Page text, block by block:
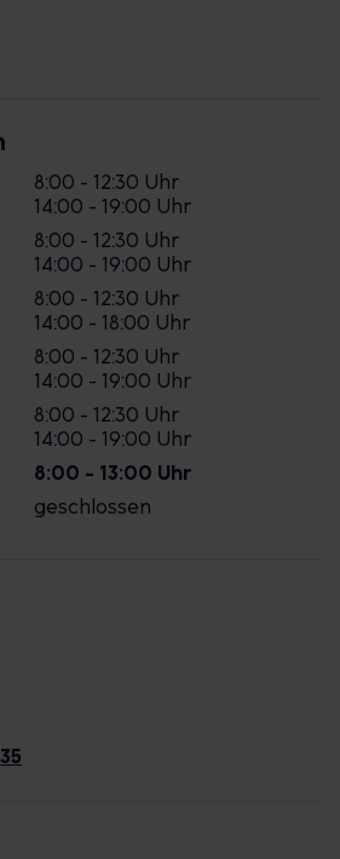
8:00 - 12:30 Uhr
14:00 - 19:00 Uhr
8:00 - 12:30 Uhr
14:00 - 19:00 Uhr
8:00 - 12:30 Uhr
14:00 - 18:00 Uhr
8:00 - 12:30 Uhr
14:00 - 19:00 Uhr
8:00 - 12:30 Uhr
14:00 - 19:00 Uhr
8:00 - 13:00 Uhr
geschlossen